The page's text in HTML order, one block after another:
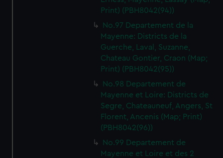
Print) (PBH8042(94))
No.97 Departement de la
Mayenne: Districts de la
Guerche, Laval, Suzanne,
Chateau Gontier, Craon (Map;
Print) (PBH8042(95))
No.98 Departement de
Mayenne et Loire: Districts de
Segre, Chateauneuf, Angers, St
Florent, Ancenis (Map; Print)
(PBH8042(96))
No.99 Departement de
Mayenne et Loire et des 2